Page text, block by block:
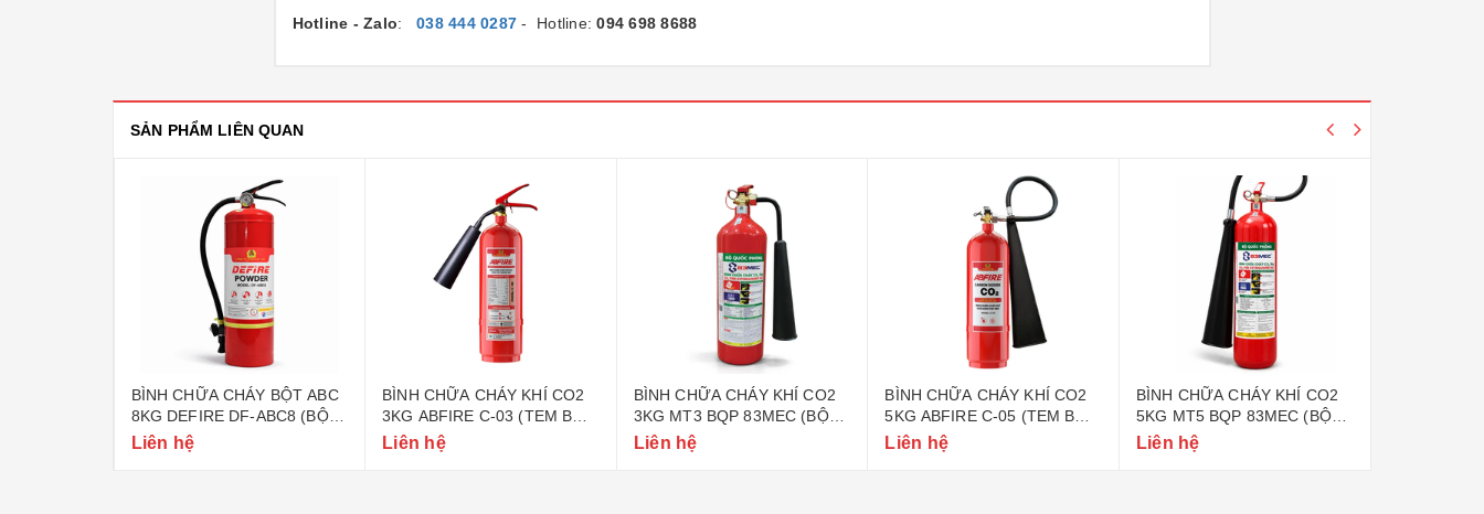
Hotline - Zalo: 038 444 0287 - Hotline:094 698 8688
SẢN PHẨM LIÊN QUAN
BÌNH CHỮA CHÁY KHÍ CO2
3KG ABFIRE C-03 (TEM BỘ
CÔNG AN)
Liên hệ
BÌNH CHỮA CHÁY KHÍ CO2
3KG MT3 BQP 83MEC (BỘ
QUỐC PHÒNG)
Liên hệ
BÌNH CHỮA CHÁY KHÍ CO2
5KG ABFIRE C-05 (TEM BỘ
CÔNG AN)
Liên hệ
BÌNH CHỮA CHÁY KHÍ CO2
5KG MT5 BQP 83MEC (BỘ
QUỐC PHÒNG)
Liên hệ
BÌNH CHỮA CHÁY BỘT ABC
6KG BQP 83MEC (BỘ QUỐC
PHÒNG)
Liên hệ